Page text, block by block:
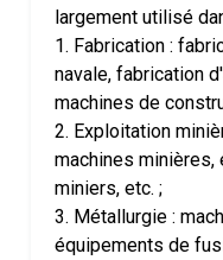
largement utilisé
1. Fabrication :
navale, fabrication
machines de
2. Exploitation
machines
miniers, etc. ;
3. Métallurgie :
équipements de